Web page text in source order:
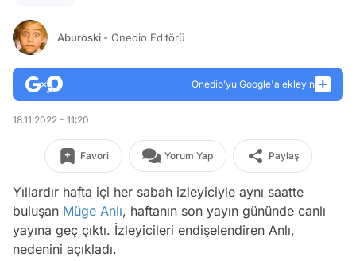
Aburoski - Onedio Editörü
Onedio’yu Google'a ekleyin
18.11.2022 - 11:20
Favori Yorum Yap Paylaş
Yıllardır hafta içi her sabah izleyiciyle aynı saatte
buluşan Müge Anlı, haftanın son yayın gününde canlı
yayına geç çıktı. İzleyicileri endişelendiren Anlı,
nedenini açıkladı.